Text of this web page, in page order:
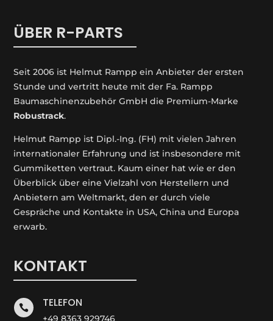
ÜBER R-PARTS
Seit 2006 ist Helmut Rampp ein An­bieter der ersten
Stunde und vertritt heute mit der Fa. Rampp
Baumaschinenzubehör GmbH die Premium-Marke
Robustrack.
Helmut Rampp ist Dipl.-Ing. (FH) mit vielen Jahren
internationaler Erfahrung und ist insbesondere mit
Gummiketten vertraut. Kaum einer hat wie er den
Überblick über eine Vielzahl von Herstellern und
Anbietern am Weltmarkt, den er durch viele
Gespräche und Kontakte in USA, China und Europa
erwarb.
KONTAKT
 TELEFON
+49 8363 929746